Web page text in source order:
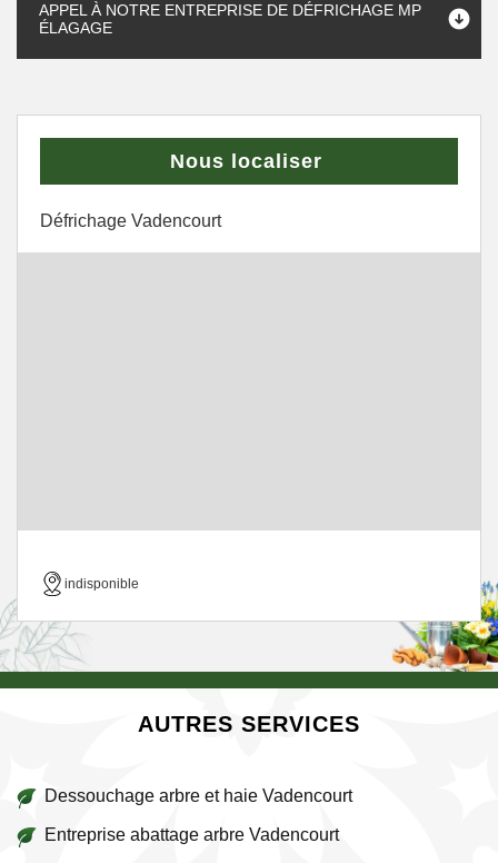
APPEL À NOTRE ENTREPRISE DE DÉFRICHAGE MP
ÉLAGAGE
Nous localiser
Défrichage Vadencourt
indisponible
AUTRES SERVICES
Dessouchage arbre et haie Vadencourt
Entreprise abattage arbre Vadencourt